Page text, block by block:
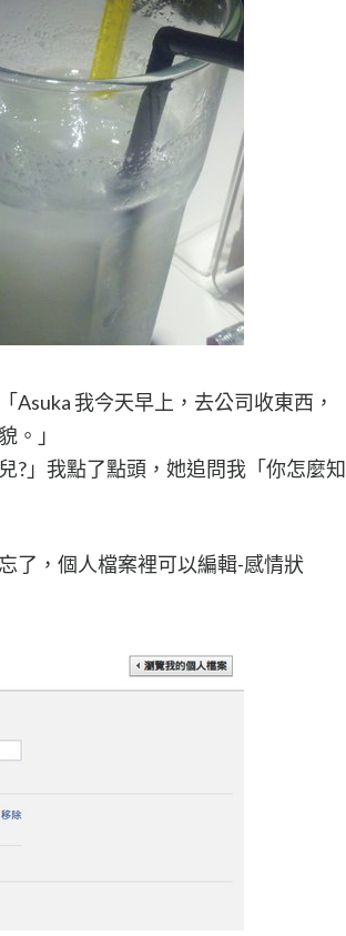
我今天早上，去公司收東西，
。」
?」我點了點頭，她追問我「你怎麼知
了，個人檔案裡可以編輯-感情狀